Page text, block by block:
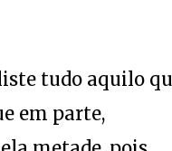
em parte,
metade, pois